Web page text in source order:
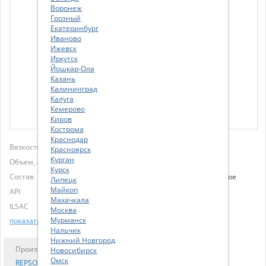
Вязкость
Объем, л
Состав
Синтетическое
API
ILSAC
показать еще
Производитель
Лучшая цена
REPSOL
Воронеж
Грозный
Екатеринбург
Иваново
Ижевск
Иркутск
Йошкар-Ола
Казань
Калининград
Калуга
Кемерово
Киров
Кострома
Краснодар
Красноярск
Курган
Курск
Липецк
Майкоп
Махачкала
Москва
Мурманск
Нальчик
Нижний Новгород
Новосибирск
Омск